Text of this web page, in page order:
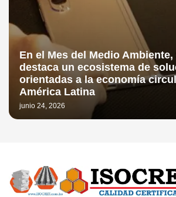
En el Mes del Medio
destaca un ecosistema de
orientadas a la economía
América Latina
junio 24, 2026